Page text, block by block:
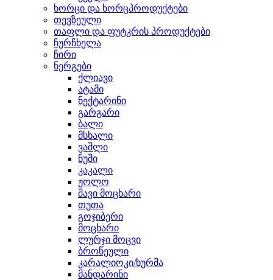
ხორცი და ხორცპროდუქტები
თევზეული
თაფლი და ფუტკრის პროდუქტები
ჩურჩხელა
ჩირი
ნერგები
ქლიავი
ატამი
ნექტარინი
გარგარი
ბალი
მსხალი
ვაშლი
ნუში
კაკალი
ჟოლო
შავი მოცხარი
თუთა
გოჯიბერი
მოცხარი
ლურჯი მოცვი
ბროწეული
კარალიოკი/ხურმა
მანდარინი